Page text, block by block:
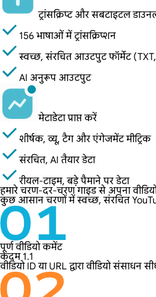
ट्रांसक्रिप्ट और सबटाइटल
156 भाषाओं में ट्रांसक्रिप्शन
स्वच्छ, संरचित आउटपुट फॉर्मेट
AI अनुरूप आउटपुट
मेटाडेटा प्राप्त करें
शीर्षक, व्यू, टैग और एंगेजमेंट मीट्रिक
संरचित, AI तैयार डेटा
रीयल-टाइम, बड़े पैमाने पर डेटा
हमारे चरण-दर-चरण गाइड से अपना
कुछ आसान चरणों में स्वच्छ, संरचित
पूर्ण वीडियो कमेंट
कदम 1.1
वीडियो ID या URL द्वारा वीडियो